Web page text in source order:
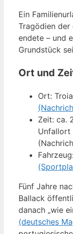
Ein
Tragödien der
endete – und
Grundstück
Ort und
Ort:
Zeit: ca.
Unfallort
Fünf Jahre
Ballack
danach „wie
(deutsches